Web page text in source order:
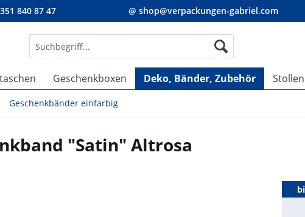
840 87 47 @ shop@verpackungen-gabriel.com
Geschenkboxen Deko, Bänder, Zubehör
Geschenkbänder einfarbig
"Satin" Altrosa